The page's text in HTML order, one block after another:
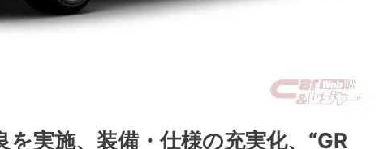
実施、装備・仕様の充実化、“GR